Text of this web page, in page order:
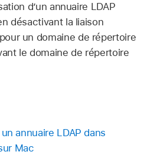
d’un annuaire LDAP
désactivant la liaison
un domaine de répertoire
le domaine de répertoire
annuaire LDAP dans
Mac